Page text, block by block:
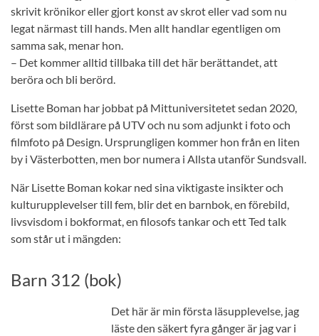
skrivit krönikor eller gjort konst av skrot eller vad som nu
legat närmast till hands. Men allt handlar egentligen om
samma sak, menar hon.
– Det kommer alltid tillbaka till det här berättandet, att
beröra och bli berörd.
Lisette Boman har jobbat på Mittuniversitetet sedan 2020,
först som bildlärare på UTV och nu som adjunkt i foto och
filmfoto på Design. Ursprungligen kommer hon från en liten
by i Västerbotten, men bor numera i Allsta utanför Sundsvall.
När Lisette Boman kokar ned sina viktigaste insikter och
kulturupplevelser till fem, blir det en barnbok, en förebild,
livsvisdom i bokformat, en filosofs tankar och ett Ted talk
som står ut i mängden:
Barn 312 (bok)
Det här är min första läsupplevelse, jag
läste den säkert fyra gånger är jag var i